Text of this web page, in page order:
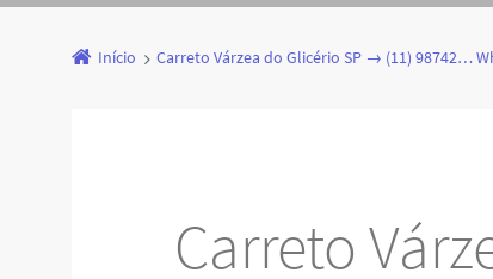
Início Carreto Várzea do Glicério SP → (11) 98742…
Carreto